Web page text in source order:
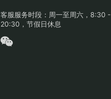
客服服务时段：周一至周六，8:30 -
20:30，节假日休息